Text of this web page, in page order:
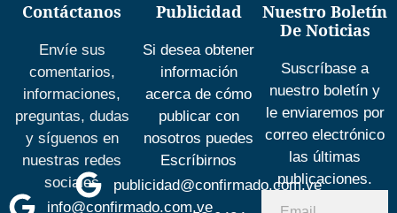
Contáctanos
Envíe sus
comentarios,
informaciones,
preguntas, dudas
y síguenos en
nuestras redes
sociales
info@confirmado.com.ve
Publicidad
Si desea obtener
información
acerca de cómo
publicar con
nosotros puedes
Escríbirnos
publicidad@confirmado.com.ve
Nuestro Boletín
De Noticias
Suscríbase a
nuestro boletín y
le enviaremos por
correo electrónico
las últimas
publicaciones.